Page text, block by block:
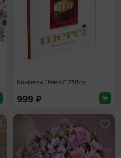
Конфеты "Merci" 250гр
999 ₽
Добавить в избранное